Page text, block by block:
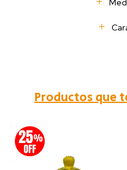
Productos que